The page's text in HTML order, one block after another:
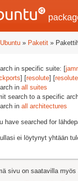
Ubuntu » Paketit »
in specific suite: [
] [resolute] [
in all suites
search to a specific
in all architectures
have searched for
ei löytynyt yhtään
sivu on saatavilla myös